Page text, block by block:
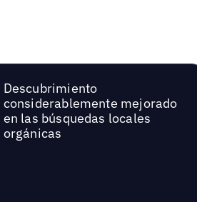
Descubrimiento
considerablemente mejorado
en las búsquedas locales
orgánicas